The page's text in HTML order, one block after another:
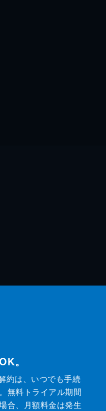
。
約は、いつでも手続
無料トライアル期間
合、月額料金は発生